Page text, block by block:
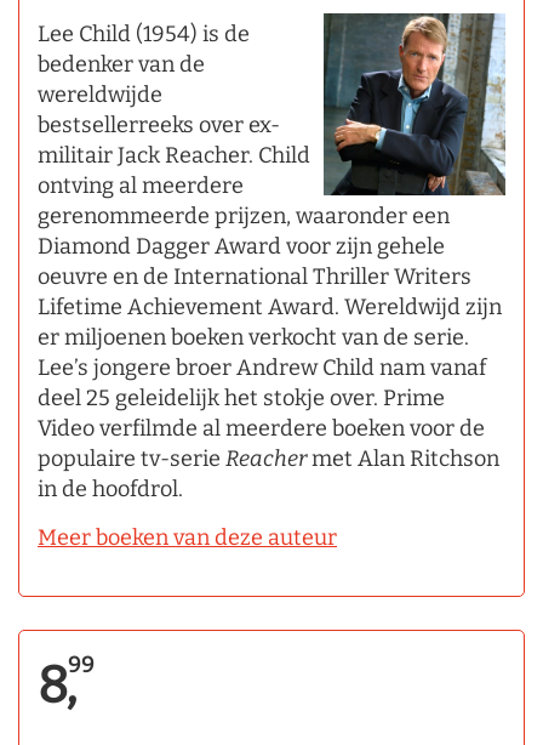
Lee Child (1954) is de
bedenker van de
wereldwijde
bestsellerreeks over ex-
militair Jack Reacher. Child
ontving al meerdere
gerenommeerde prijzen, waaronder een
Diamond Dagger Award voor zijn gehele
oeuvre en de International Thriller Writers
Lifetime Achievement Award. Wereldwijd zijn
er miljoenen boeken verkocht van de serie.
Lee’s jongere broer Andrew Child nam vanaf
deel 25 geleidelijk het stokje over. Prime
Video verfilmde al meerdere boeken voor de
populaire tv-serie Reachermet Alan Ritchson
in de hoofdrol.
Meer boeken van deze auteur
8,99